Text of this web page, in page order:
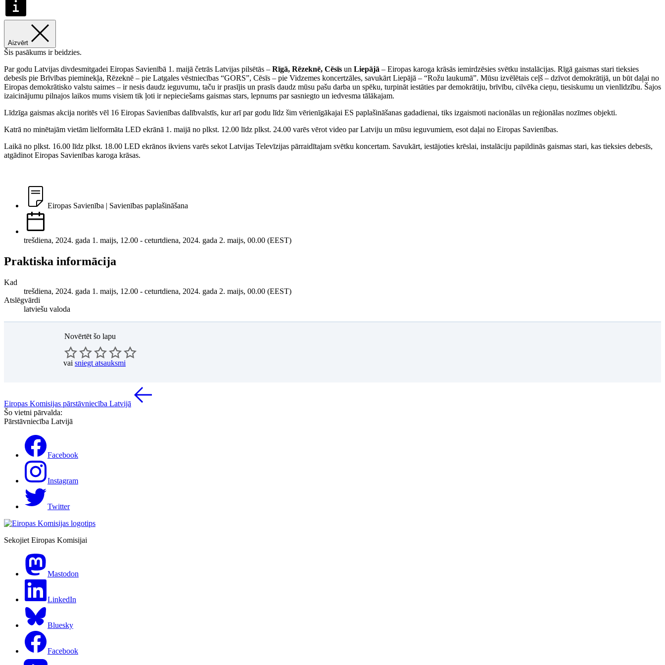
Aizvērt
Šis pasākums ir beidzies.
Par godu Latvijas divdesmitgadei Eiropas Savienībā 1. maijā četrās Latvijas pilsētās – Rīgā, Rēzeknē, Cēsīs un Liepājā – Eiropas karoga krāsās iemirdzēsies svētku instalācijas. Rīgā gaismas stari tieksies
debesīs pie Brīvības pieminekļa, Rēzeknē – pie Latgales vēstniecības “GORS”, Cēsīs – pie Vidzemes koncertzāles, savukārt Liepājā – “Rožu laukumā”. Mūsu izvēlētais ceļš – dzīvot demokrātijā, un būt daļai no
Eiropas demokrātisko valstu saimes – ir nesis daudz ieguvumu, taču ir prasījis un prasīs daudz mūsu pašu darba un spēku, turpināt iestāties par demokrātiju, brīvību, cilvēka cieņu, tiesiskumu un vienlīdzību. Šajos
izaicinājumu pilnajos laikos mums visiem tik ļoti ir nepieciešams gaismas stars, lepnums par sasniegto un iedvesma tālākajam.
Līdzīga gaismas akcija noritēs vēl 16 Eiropas Savienības dalībvalstīs, kur arī par godu līdz šim vērienīgākajai ES paplašināšanas gadadienai, tiks izgaismoti nacionālas un reģionālas nozīmes objekti.
Katrā no minētajām vietām lielformāta LED ekrānā 1. maijā no plkst. 12.00 līdz plkst. 24.00 varēs vērot video par Latviju un mūsu ieguvumiem, esot daļai no Eiropas Savienības.
Laikā no plkst. 16.00 līdz plkst. 18.00 LED ekrānos ikviens varēs sekot Latvijas Televīzijas pārraidītajam svētku koncertam. Savukārt, iestājoties krēslai, instalāciju papildinās gaismas stari, kas tieksies debesīs,
atgādinot Eiropas Savienības karoga krāsas.
Eiropas Savienība | Savienības paplašināšana
trešdiena, 2024. gada 1. maijs, 12.00 - ceturtdiena, 2024. gada 2. maijs, 00.00 (EEST)
Praktiska informācija
Kad
trešdiena, 2024. gada 1. maijs, 12.00 - ceturtdiena, 2024. gada 2. maijs, 00.00 (EEST)
Atslēgvārdi
latviešu valoda
Novērtēt šo lapu
vai sniegt atsauksmi
Eiropas Komisijas pārstāvniecība Latvijā
Šo vietni pārvalda:
Pārstāvniecība Latvijā
Facebook
Instagram
Twitter
Sekojiet Eiropas Komisijai
Mastodon
LinkedIn
Bluesky
Facebook